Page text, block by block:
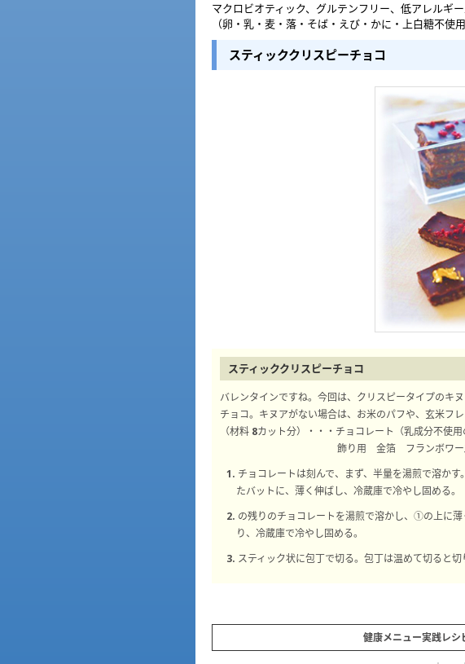
マクロビオティック、グルテンフリー、低アレルギ
（卵・乳・麦・落・そば・えび・かに・上白糖不使用
スティッククリスピーチョコ
スティッククリスピーチョコ
バレンタインですね。今回は、クリスピータイプのキ
チョコ。キヌアがない場合は、お米のパフや、玄米フレ
（材料 8カット分）・・・チョコレート（乳成分不
飾り用 金箔 フランボワー
1. チョコレートは刻んで、まず、半量を湯煎で溶か
たバットに、薄く伸ばし、冷蔵庫で冷やし固める。
2. の残りのチョコレートを湯煎で溶かし、①の上に
り、冷蔵庫で冷やし固める。
3. スティック状に包丁で切る。包丁は温めて切ると切
健康メニュー実践レ